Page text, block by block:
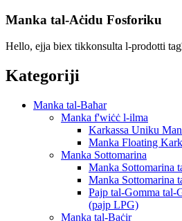
Manka tal-Aċidu Fosforiku
Hello, ejja biex tikkonsulta l-prodotti
Kategoriji
Manka tal-Baħar
Manka f'wiċċ l-ilma
Karkassa Uniku
Manka Floating
Manka Sottomarina
Manka Sottomarina
Manka Sottomarina
Pajp tal-Gomma
(pajp LPG)
Manka tal-Baċir